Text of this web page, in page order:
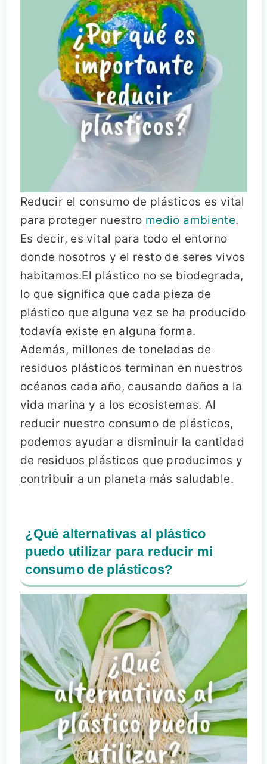
Reducir el consumo de plásticos es vital
para proteger nuestro medio ambiente.
Es decir, es vital para todo el entorno
donde nosotros y el resto de seres vivos
habitamos.El plástico no se biodegrada,
lo que significa que cada pieza de
plástico que alguna vez se ha producido
todavía existe en alguna forma.
Además, millones de toneladas de
residuos plásticos terminan en nuestros
océanos cada año, causando daños a la
vida marina y a los ecosistemas. Al
reducir nuestro consumo de plásticos,
podemos ayudar a disminuir la cantidad
de residuos plásticos que producimos y
contribuir a un planeta más saludable.
¿Qué alternativas al plástico
puedo utilizar para reducir mi
consumo de plásticos?